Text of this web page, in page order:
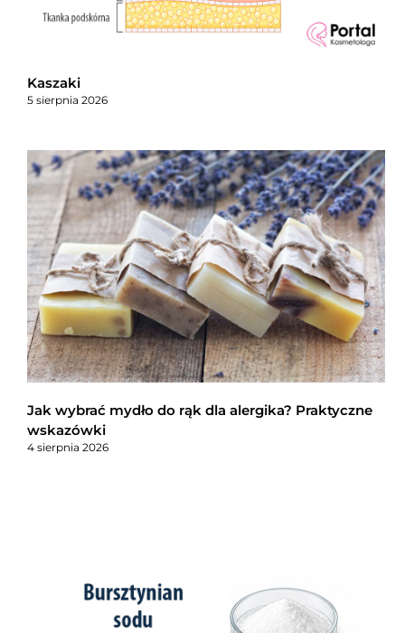
Kaszaki
5 sierpnia 2026
Jak wybrać mydło do rąk dla alergika? Praktyczne
wskazówki
4 sierpnia 2026